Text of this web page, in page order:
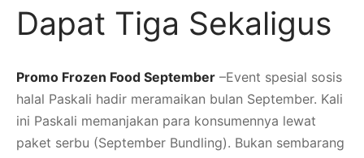
Dapat Tiga Sekaligus
Promo Frozen Food September –Event spesial sosis
halal Paskali hadir meramaikan bulan September. Kali
ini Paskali memanjakan para konsumennya lewat
paket serbu (September Bundling). Bukan sembarang